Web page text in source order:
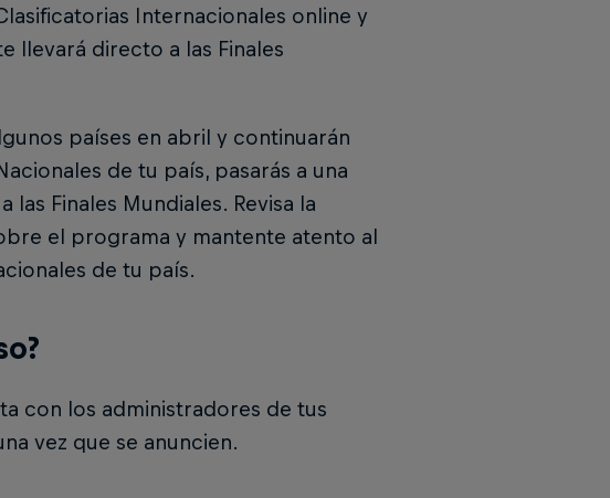
Internacionales online y
llevará directo a las Finales
países en abril y continuarán
de tu país, pasarás a una
Finales Mundiales. Revisa la
el programa y mantente atento al
de tu país.
con los administradores de tus
vez que se anuncien.